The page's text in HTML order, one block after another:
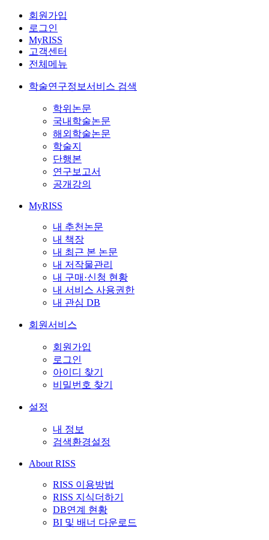
회원가입
로그인
MyRISS
고객센터
전체메뉴
학술연구정보서비스 검색
학위논문
국내학술논문
해외학술논문
학술지
단행본
연구보고서
공개강의
MyRISS
내 추천논문
내 책장
내 최근 본 논문
내 저작물관리
내 구매·신청 현황
내 서비스 사용권한
내 관심 DB
회원서비스
회원가입
로그인
아이디 찾기
비밀번호 찾기
설정
내 정보
검색환경설정
About RISS
RISS 이용방법
RISS 지식더하기
DB연계 현황
BI 및 배너 다운로드